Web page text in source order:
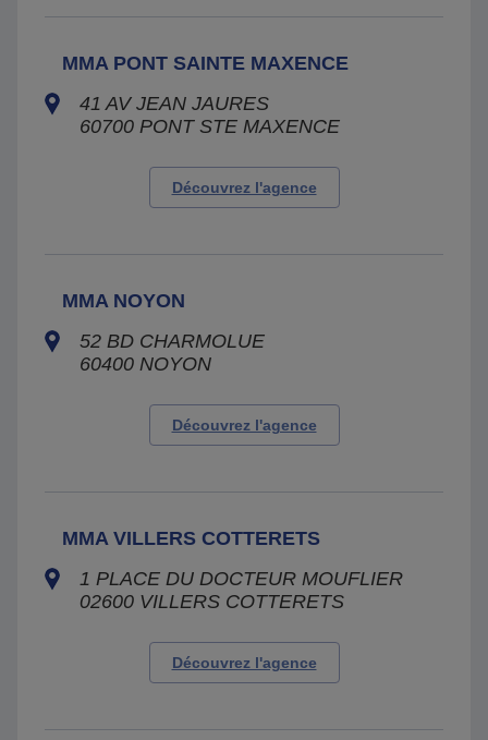
MMA PONT SAINTE MAXENCE
41 AV JEAN JAURES
60700 PONT STE MAXENCE
Découvrez l'agence
MMA NOYON
52 BD CHARMOLUE
60400 NOYON
Découvrez l'agence
MMA VILLERS COTTERETS
1 PLACE DU DOCTEUR MOUFLIER
02600 VILLERS COTTERETS
Découvrez l'agence